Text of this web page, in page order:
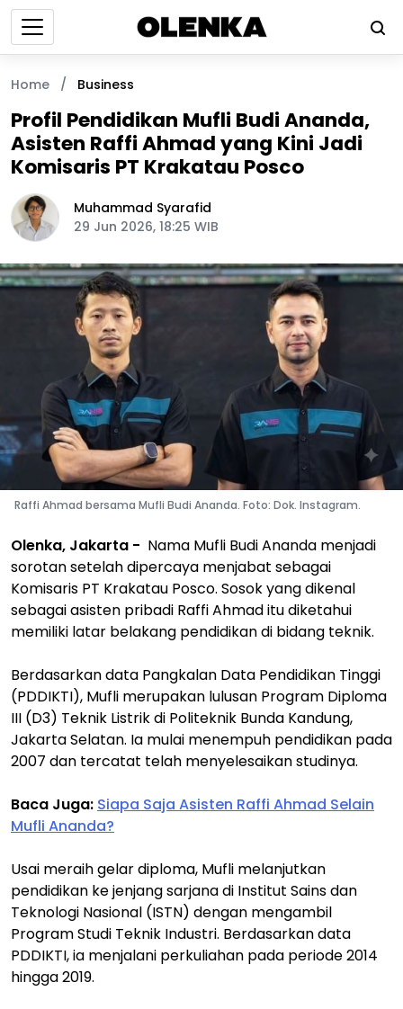
Home / Business
Profil Pendidikan Mufli Budi Ananda,
Asisten Raffi Ahmad yang Kini Jadi
Komisaris PT Krakatau Posco
Muhammad Syarafid
29 Jun 2026, 18:25 WIB
Raffi Ahmad bersama Mufli Budi Ananda. Foto: Dok. Instagram.
Olenka, Jakarta - Nama Mufli Budi Ananda menjadi
sorotan setelah dipercaya menjabat sebagai
Komisaris PT Krakatau Posco. Sosok yang dikenal
sebagai asisten pribadi Raffi Ahmad itu diketahui
memiliki latar belakang pendidikan di bidang teknik.
Berdasarkan data Pangkalan Data Pendidikan Tinggi
(PDDIKTI), Mufli merupakan lulusan Program Diploma
III (D3) Teknik Listrik di Politeknik Bunda Kandung,
Jakarta Selatan. Ia mulai menempuh pendidikan pada
2007 dan tercatat telah menyelesaikan studinya.
Baca Juga: Siapa Saja Asisten Raffi Ahmad Selain
Mufli Ananda?
Usai meraih gelar diploma, Mufli melanjutkan
pendidikan ke jenjang sarjana di Institut Sains dan
Teknologi Nasional (ISTN) dengan mengambil
Program Studi Teknik Industri. Berdasarkan data
PDDIKTI, ia menjalani perkuliahan pada periode 2014
hingga 2019.